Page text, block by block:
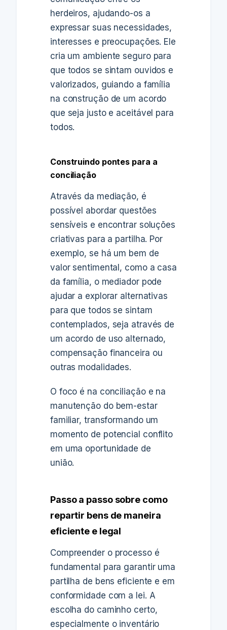
herdeiros, ajudando-os a
expressar suas necessidades,
interesses e preocupações. Ele
cria um ambiente seguro para
que todos se sintam ouvidos e
valorizados, guiando a família
na construção de um acordo
que seja justo e aceitável para
todos.
Construindo pontes para a
conciliação
Através da mediação, é
possível abordar questões
sensíveis e encontrar soluções
criativas para a partilha. Por
exemplo, se há um bem de
valor sentimental, como a casa
da família, o mediador pode
ajudar a explorar alternativas
para que todos se sintam
contemplados, seja através de
um acordo de uso alternado,
compensação financeira ou
outras modalidades.
O foco é na conciliação e na
manutenção do bem-estar
familiar, transformando um
momento de potencial conflito
em uma oportunidade de
união.
Passo a passo sobre como
repartir bens de maneira
eficiente e legal
Compreender o processo é
fundamental para garantir uma
partilha de bens eficiente e em
conformidade com a lei. A
escolha do caminho certo,
especialmente o inventário